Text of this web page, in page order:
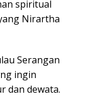
spiritual
Nirartha
Serangan
ingin
dan dewata.